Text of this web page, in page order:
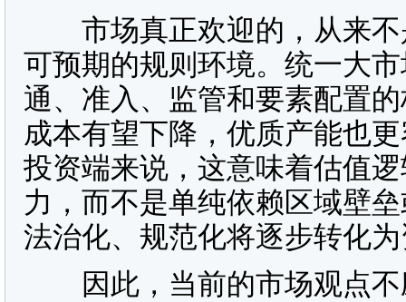
市场真正欢迎的，从来不
可预期的规则环境。统一大
通、准入、监管和要素配置
成本有望下降，优质产能也
投资端来说，这意味着估值
力，而不是单纯依赖区域壁
法治化、规范化将逐步转化
因此，当前的市场观点不